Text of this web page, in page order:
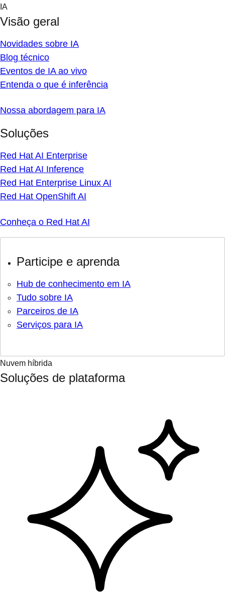
Skip
content
IA
Visão geral
Novidades sobre IA
Blog técnico
Eventos de IA ao vivo
Entenda o que é inferência
Nossa abordagem para IA
Soluções
Red Hat AI Enterprise
Red Hat AI Inference
Red Hat Enterprise Linux AI
Red Hat OpenShift AI
Conheça o Red Hat AI
Participe e aprenda
Hub de conhecimento em IA
Tudo sobre IA
Parceiros de IA
Serviços para IA
Nuvem híbrida
Soluções de plataforma